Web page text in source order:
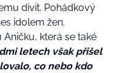
divit. Pohádkový
idolem žen.
která se také
letech však přišel
co nebo kdo